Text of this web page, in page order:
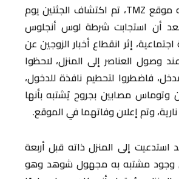
ووفقاً لما كشفه موقع TMZ، تم اكتشاف الجثتين يوم
بعد أن استجابت شرطة لوس أنجلوس
إثر انقطاع أخبار الزوجين عن
وصول العناصر إلى المنزل، لاحظوا
فاضطروا لتحطيم نافذة للدخول،
وتوماس مصابين بجروح يُشتبه بأنها
وتم إعلان وفاتهما في الموقع.
إلى المنزل ذاته قبل أربعة
وجود مشتبه به مجهول شوهد وهو